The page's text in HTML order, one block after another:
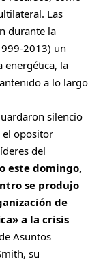
Las
durante la
2013) un
energética, la
a lo largo
silencio
el opositor
del
este domingo,
se produjo
de
a la crisis
Asuntos
su